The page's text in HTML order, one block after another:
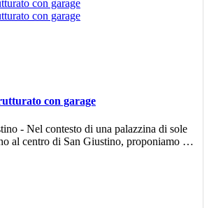
con garage
- Nel contesto di una palazzina di sole
al centro di San Giustino, proponiamo in